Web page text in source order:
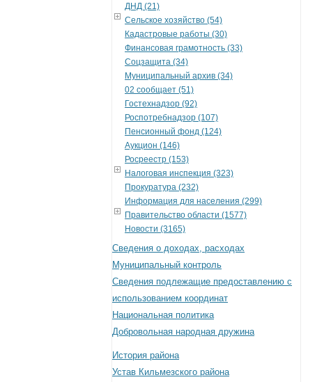
ДНД (21)
Сельское хозяйство (54)
Кадастровые работы (30)
Финансовая грамотность (33)
Соцзащита (34)
Муниципальный архив (34)
02 сообщает (51)
Гостехнадзор (92)
Роспотребнадзор (107)
Пенсионный фонд (124)
Аукцион (146)
Росреестр (153)
Налоговая инспекция (323)
Прокуратура (232)
Информация для населения (299)
Правительство области (1577)
Новости (3165)
Сведения о доходах, расходах
Муниципальный контроль
Сведения подлежащие предоставлению с
использованием координат
Национальная политика
Добровольная народная дружина
История района
Устав Кильмезского района